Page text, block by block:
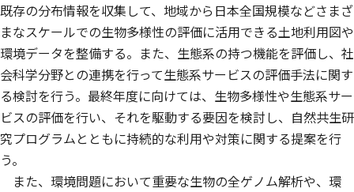
既存の分布情報を収集して、地域から日本全国規模などさまざ
まなスケールでの生物多様性の評価に活用できる土地利用図や
環境データを整備する。また、生態系の持つ機能を評価し、社
会科学分野との連携を行って生態系サービスの評価手法に関す
る検討を行う。最終年度に向けては、生物多様性や生態系サー
ビスの評価を行い、それを駆動する要因を検討し、自然共生研
究プログラムとともに持続的な利用や対策に関する提案を行
う。
また、環境問題において重要な生物の全ゲノム解析や、環